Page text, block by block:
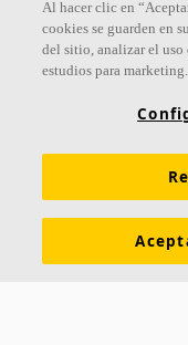
Herramientas y
Glosario
Al hacer clic en
cookies se guarden en
del sitio, analizar el uso
estudios para marketing.